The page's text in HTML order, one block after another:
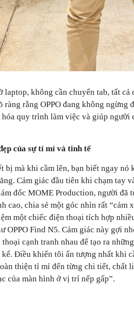
laptop, không cần chuyển tab, tất
ràng rằng OPPO đang không ngừng
quy trình làm việc và giúp người
của sự tỉ mỉ và tinh tế
bị mà khi cầm lên, bạn biết ngay nó
Cảm giác đầu tiên khi chạm tay
đốc MOME Production, người đã
cao, chia sẻ một góc nhìn rất “cảm
một chiếc điện thoại tích hợp
OPPO Find N5. Cảm giác này gợi
thoại cạnh tranh nhau để tạo ra
Điều khiến tôi ấn tượng nhất khi
thiện tỉ mỉ đến từng chi tiết, chất
của màn hình ở vị trí nếp gấp”.